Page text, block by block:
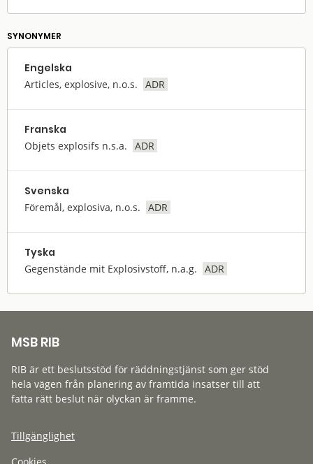
SYNONYMER
Engelska
Articles, explosive, n.o.s. ADR
Franska
Objets explosifs n.s.a. ADR
Svenska
Föremål, explosiva, n.o.s. ADR
Tyska
Gegenstände mit Explosivstoff, n.a.g. ADR
MSB RIB
RIB är ett beslutsstöd för räddningstjänst som ger stöd
hela vägen från planering av framtida insatser till att
fatta rätt beslut när olyckan är framme.
Tillgänglighet